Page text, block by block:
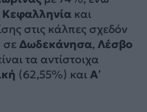
Κεφαλληνίακαι
στις κάλπες σχεδόν
σεΔωδεκάνησα, Λέσβο
τα αντίστοιχα
(62,55%) και Α’